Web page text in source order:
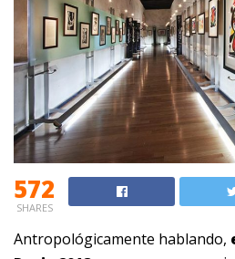
572
SHARES
Antropológicamente hablando,